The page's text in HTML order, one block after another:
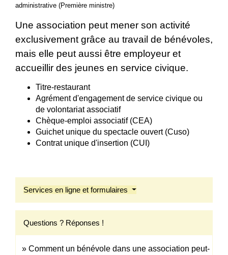
administrative (Première ministre)
Une association peut mener son activité
exclusivement grâce au travail de bénévoles,
mais elle peut aussi être employeur et
accueillir des jeunes en service civique.
Titre-restaurant
Agrément d'engagement de service civique ou
de volontariat associatif
Chèque-emploi associatif (CEA)
Guichet unique du spectacle ouvert (Cuso)
Contrat unique d'insertion (CUI)
Services en ligne et formulaires
Questions ? Réponses !
Comment un bénévole dans une association peut-